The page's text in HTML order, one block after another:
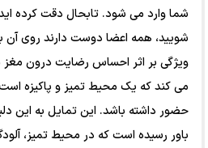
شما وارد می شود. تابحال دقت کرده
شویید، همه اعضا دوست دارند روی آن
ویژگی بر اثر احساس رضایت درون
می کند که یک محیط تمیز و پاکیزه
حضور داشته باشد. این تمایل به این
باور رسیده است که در محیط تمیز،